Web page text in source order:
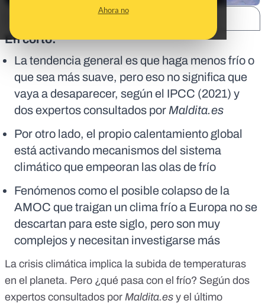
Ahora no
En corto:
La tendencia general es que haga menos frío o
que sea más suave, pero eso no significa que
vaya a desaparecer, según el IPCC (2021) y
dos expertos consultados por Maldita.es
Por otro lado, el propio calentamiento global
está activando mecanismos del sistema
climático que empeoran las olas de frío
Fenómenos como el posible colapso de la
AMOC que traigan un clima frío a Europa no se
descartan para este siglo, pero son muy
complejos y necesitan investigarse más
La crisis climática implica la subida de temperaturas
en el planeta. Pero ¿qué pasa con el frío? Según dos
expertos consultados por Maldita.es y el último